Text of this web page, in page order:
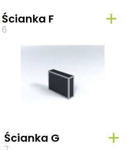
Ścianka F
6
Ścianka G